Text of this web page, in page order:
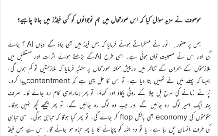
موصوف نے مزید سوال کیا کہ اس صورتحال میں ہم نوجوانوں کو کن فیلڈز میں جانا چاہیے؟
جس پر حضور ِ انور نے مسکراتے ہوئے فرمایا کہ جس فیلڈ میں بھی جاؤ گے وہاں AI آ جائے
گی اور اس نے مصیبت ڈالی ہوئی ہے۔ اسی طرح AIکے بڑھتے ہوئے اثرات اور مستقبل میں
ملازمتوں کے بحران کے تناظر میں درپیش ممکنہ صورتحال پر متنبّہ فرمایا کہ ملازمتیں تو کم ہوں گی،
جیسا کہ پہلے مَیں نے تمہیں بتا دیا ہے، تو اس کا حل یہی ہے کہ contentmentپیدا کرو۔
پُرانے زمانے کی طرح ہل چلا کے روٹی پکاؤ اور کھاؤ، تو پھر ہماراوہی کام رہ جائے گا۔ صرف
چند ایک امیر لوگ رہ جائیں گے اور جب وہ لوگ رہ جائیں گے، تو پھر پیچھے کچھ نہیں ہوگا۔
حکومتوں کی economy بھی بالکل flop کر جائے گی، تو پھر کیا ہوگا کہ تباہی ہوگی۔ اسی تباہی
کی طرف انسان چل رہا ہے، یا تو وہ اللہ کو پہچانے گا یا پھر تباہ ہو جائے گا۔ اس لیے جس فیلڈ